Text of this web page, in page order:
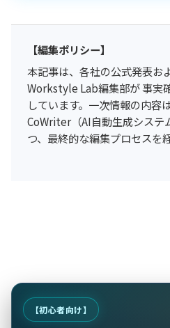
【編集ポリシー】
本記事は、各社の公式発表お
Workstyle Lab編集部が 事実
しています。一次情報の内容
CoWriter（AI自動生成システ
つ、最終的な編集プロセスを
【初心者向け】